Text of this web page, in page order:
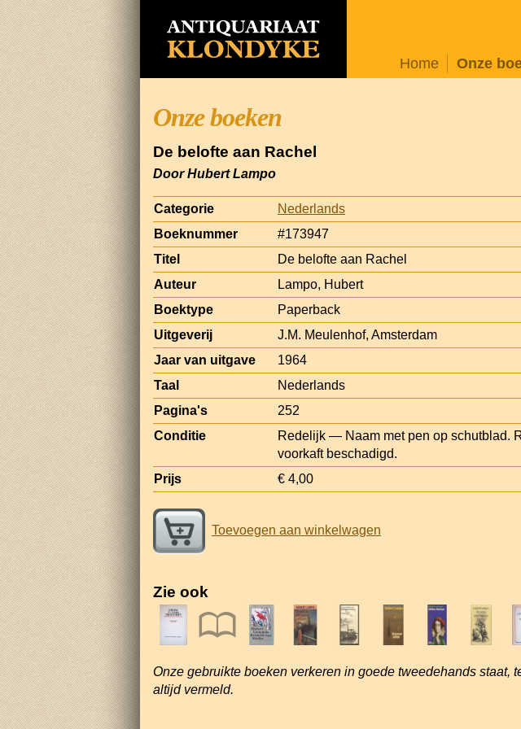
Home Onze
Onze boeken
De belofte aan Rachel
Door Hubert Lampo
Categorie
Nederlands
Boeknummer
#173947
Titel
De belofte aan Rachel
Auteur
Lampo, Hubert
Boektype
Paperback
Uitgeverij
J.M. Meulenhof, Amsterdam
Jaar van uitgave
1964
Taal
Nederlands
Pagina's
252
Conditie
Redelijk — Naam met pen op schutblad.
voorkaft beschadigd.
Prijs
€ 4,00
Toevoegen aan winkelwagen
Zie ook
Onze gebruikte boeken verkeren in goede tweedehands
altijd vermeld.